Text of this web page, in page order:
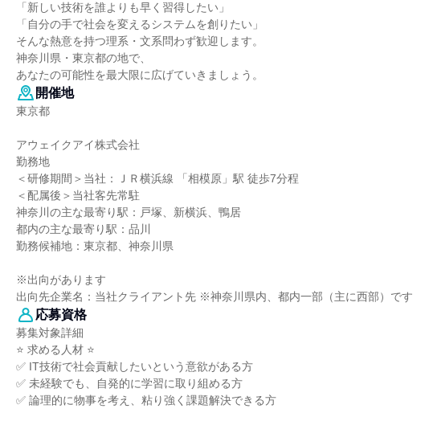
「新しい技術を誰よりも早く習得したい」
「自分の手で社会を変えるシステムを創りたい」
そんな熱意を持つ理系・文系問わず歓迎します。
神奈川県・東京都の地で、
あなたの可能性を最大限に広げていきましょう。
開催地
東京都
アウェイクアイ株式会社
勤務地
＜研修期間＞当社：ＪＲ横浜線 「相模原」駅 徒歩7分程
＜配属後＞当社客先常駐
神奈川の主な最寄り駅：戸塚、新横浜、鴨居
都内の主な最寄り駅：品川
勤務候補地：東京都、神奈川県
※出向があります
出向先企業名：当社クライアント先 ※神奈川県内、都内一部（主に西部）です
応募資格
募集対象詳細
⭐ 求める人材 ⭐
✅ IT技術で社会貢献したいという意欲がある方
✅ 未経験でも、自発的に学習に取り組める方
✅ 論理的に物事を考え、粘り強く課題解決できる方